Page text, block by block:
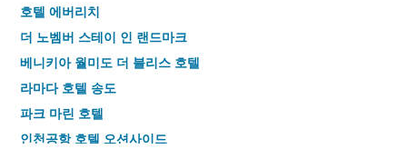
있
습
니
다.
호텔 에버리치
더 노벰버 스테이 인 랜드마크
베니키아 월미도 더 블리스 호텔
라마다 호텔 송도
파크 마린 호텔
인천공항 호텔 오션사이드